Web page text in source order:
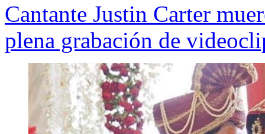
Cantante Justin Carter
plena grabación de